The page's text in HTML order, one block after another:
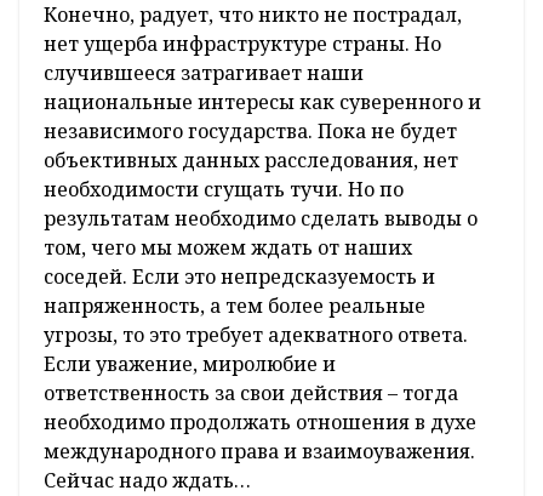
Конечно, радует, что никто не пострадал,
нет ущерба инфраструктуре страны. Но
случившееся затрагивает наши
национальные интересы как суверенного и
независимого государства. Пока не будет
объективных данных расследования, нет
необходимости сгущать тучи. Но по
результатам необходимо сделать выводы о
том, чего мы можем ждать от наших
соседей. Если это непредсказуемость и
напряженность, а тем более реальные
угрозы, то это требует адекватного ответа.
Если уважение, миролюбие и
ответственность за свои действия – тогда
необходимо продолжать отношения в духе
международного права и взаимоуважения.
Сейчас надо ждать…